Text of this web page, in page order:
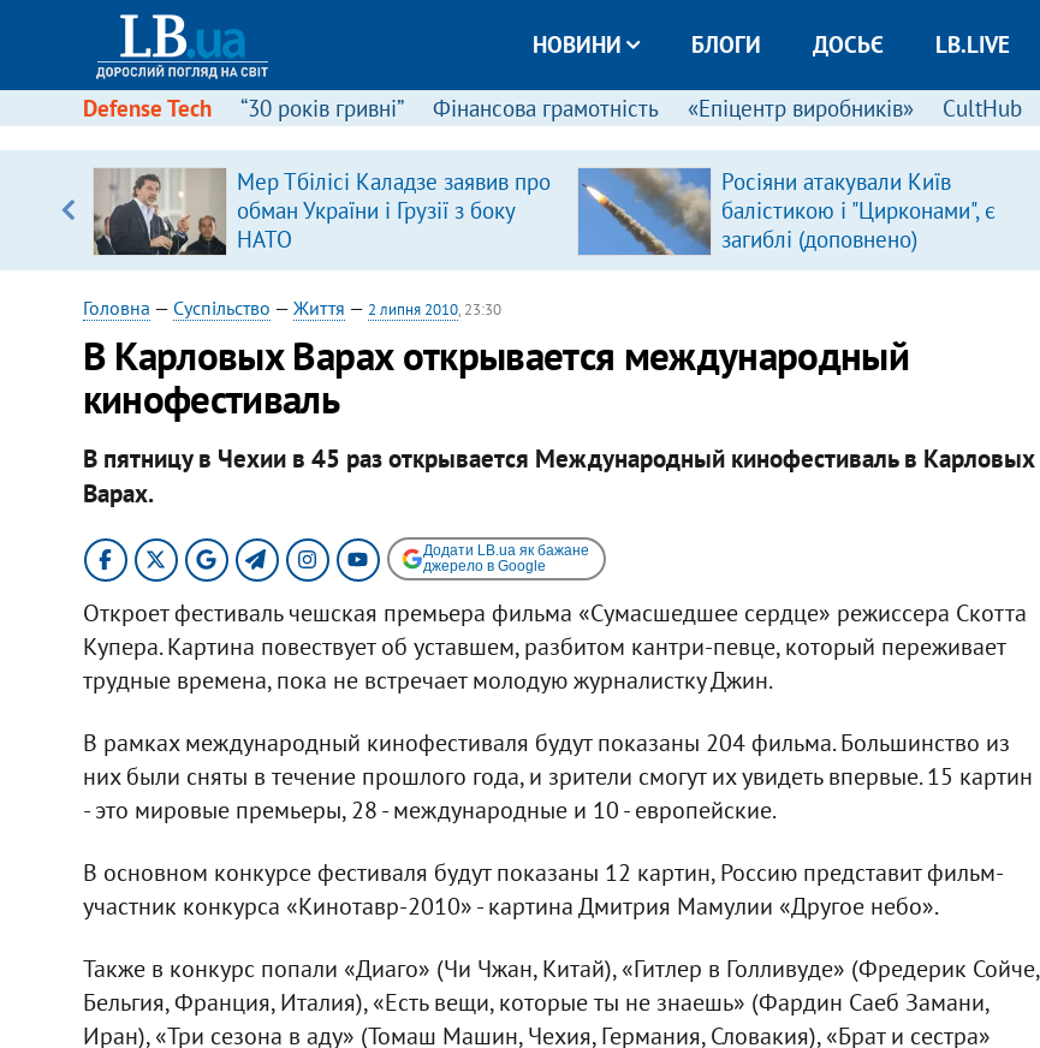
НОВИНИ БЛОГИ ДОСЬЄ LB.LIVE
Defense Tech “30 років гривні” Фінансова грамотність «Епіцентр виробників» CultHub
Мер Тбілісі Каладзе заявив про
обман України і Грузії з боку
НАТО
Росіяни атакували Київ
балістикою і "Цирконами", є
загиблі (доповнено)
Головна — Суспільство — Життя — 2 липня 2010, 23:30
В Карловых Варах открывается международный
кинофестиваль
В пятницу в Чехии в 45 раз открывается Международный кинофестиваль в Карловых
Варах.
Додати LB.ua як бажане
джерело в Google
Откроет фестиваль чешская премьера фильма «Сумасшедшее сердце» режиссера Скотта
Купера. Картина повествует об уставшем, разбитом кантри-певце, который переживает
трудные времена, пока не встречает молодую журналистку Джин.
В рамках международный кинофестиваля будут показаны 204 фильма. Большинство из
них были сняты в течение прошлого года, и зрители смогут их увидеть впервые. 15 картин
- это мировые премьеры, 28 - международные и 10 - европейские.
В основном конкурсе фестиваля будут показаны 12 картин, Россию представит фильм-
участник конкурса «Кинотавр-2010» - картина Дмитрия Мамулии «Другое небо».
Также в конкурс попали «Диаго» (Чи Чжан, Китай), «Гитлер в Голливуде» (Фредерик Сойче,
Бельгия, Франция, Италия), «Есть вещи, которые ты не знаешь» (Фардин Саеб Замани,
Иран), «Три сезона в аду» (Томаш Машин, Чехия, Германия, Словакия), «Брат и сестра»